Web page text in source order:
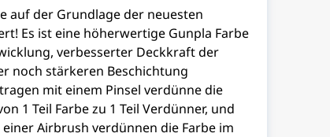
auf der Grundlage der neuesten
Es ist eine höherwertige Gunpla Farbe
verbesserter Deckkraft der
noch stärkeren Beschichtung
mit einem Pinsel verdünne die
1 Teil Farbe zu 1 Teil Verdünner, und
Airbrush verdünnen die Farbe im